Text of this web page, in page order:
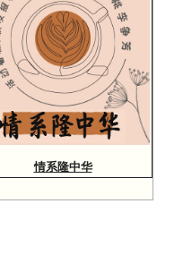
情系隆中华